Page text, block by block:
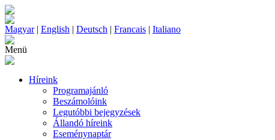
Magyar| English | Deutsch | Francais | Italiano
Menü
Híreink
Programajánló
Beszámolóink
Legutóbbi bejegyzések
Állandó híreink
Eseménynaptár